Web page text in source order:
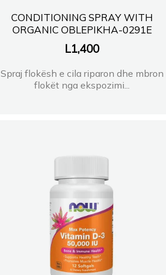
CONDITIONING SPRAY WITH
ORGANIC OBLEPIKHA-0291E
L1,400
Spraj flokësh e cila riparon dhe mbron
flokët nga ekspozimi...